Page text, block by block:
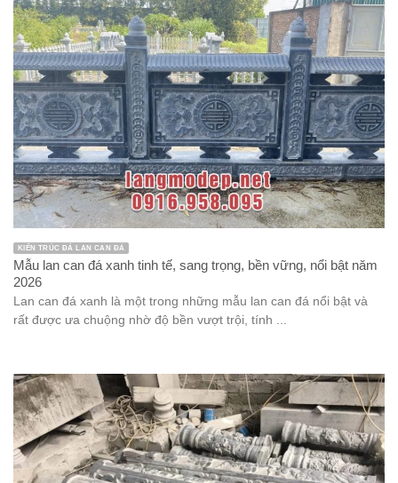
KIẾN TRÚC ĐÁ LAN CAN ĐÁ
Mẫu lan can đá xanh tinh tế, sang trọng, bền vững, nổi bật năm
2026
Lan can đá xanh là một trong những mẫu lan can đá nổi bật và
rất được ưa chuộng nhờ độ bền vượt trội, tính ...